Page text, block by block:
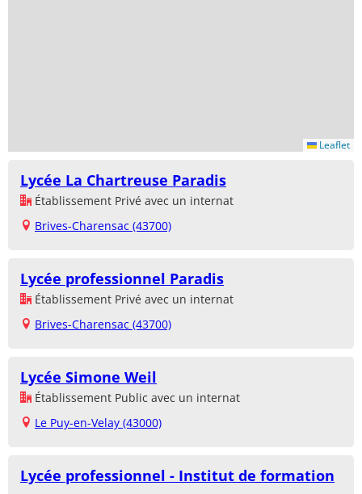
Leaflet
Lycée La Chartreuse Paradis
Établissement Privé avec un internat
Brives-Charensac (43700)
Lycée professionnel Paradis
Établissement Privé avec un internat
Brives-Charensac (43700)
Lycée Simone Weil
Établissement Public avec un internat
Le Puy-en-Velay (43000)
Lycée professionnel - Institut de formation